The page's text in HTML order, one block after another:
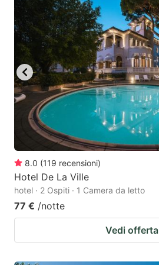
8.0 (119 recensioni)
Hotel De La Ville
hotel · 2 Ospiti · 1 Camera da letto
77 € /notte
Vedi offerta